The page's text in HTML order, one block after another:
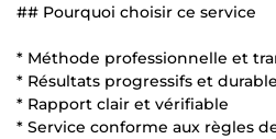
## Pourquoi choisir ce service
* Méthode professionnelle et
* Résultats progressifs et
* Rapport clair et vérifiable
* Service conforme aux règles